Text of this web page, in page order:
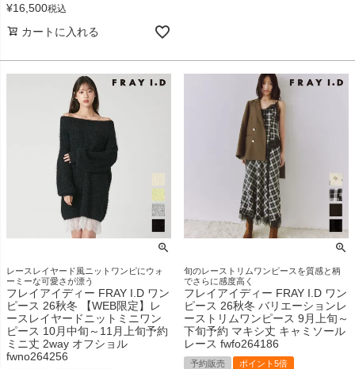
¥16,500税込
カートに入れる
レースレイヤード風ニットワンピにウォ
ーミーな可愛さが漂う
フレイアイディー FRAY I.D ワン
ピース 26秋冬 【WEB限定】レ
ースレイヤードニットミニワン
ピース 10月中旬～11月上旬予約
ミニ丈 2way オフショル
fwno264256
旬のレーストリムワンピースを質感と柄
でさらに感度高く
フレイアイディー FRAY I.D ワン
ピース 26秋冬 バリエーションレ
ーストリムワンピース 9月上旬～
下旬予約 マキシ丈 キャミソール
レース fwfo264186
予約販売 ポイント5倍